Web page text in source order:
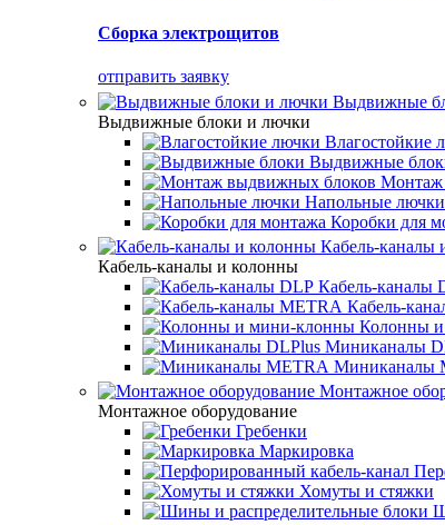
Сборка электрощитов
отправить заявку
Выдвижные
Выдвижные блоки и лючки
Влагостойкие
Выдвижные
Монтаж
Напольные лючки
Коробки для
Кабель-каналы
Кабель-каналы и колонны
Кабель-каналы
Кабель-
Колонны
Миниканалы
Миниканалы
Монтажное
Монтажное оборудование
Гребенки
Маркировка
Хомуты и стяжки